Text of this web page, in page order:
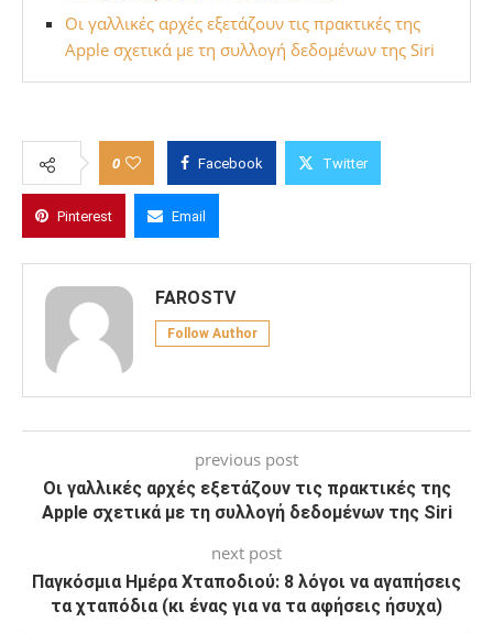
Οι γαλλικές αρχές εξετάζουν τις πρακτικές της
Apple σχετικά με τη συλλογή δεδομένων της Siri
0 Facebook Twitter
Pinterest Email
FAROSTV
Follow Author
previous post
Οι γαλλικές αρχές εξετάζουν τις πρακτικές της
Apple σχετικά με τη συλλογή δεδομένων της Siri
next post
Παγκόσμια Ημέρα Χταποδιού: 8 λόγοι να αγαπήσεις
τα χταπόδια (κι ένας για να τα αφήσεις ήσυχα)